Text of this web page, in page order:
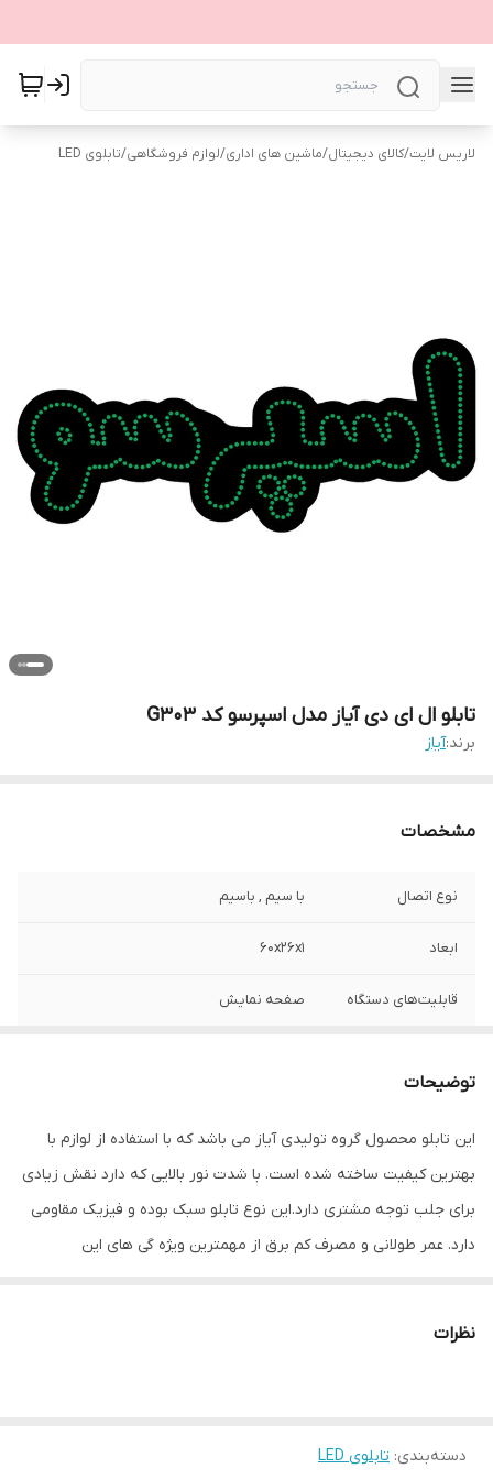
لاریس لایت/کالای دیجیتال/ماشین های اداری/لوازم فروشگاهی/تابلوی LED
تابلو ال ای دی آیاز مدل اسپرسو کد G303
برند:آیاز
مشخصات
نوع اتصال با سیم , باسیم
ابعاد 60x26x1
قابلیت‌های دستگاه صفحه نمایش
توضیحات
این تابلو محصول گروه تولیدی آیاز می باشد که با استفاده از لوازم با
بهترین کیفیت ساخته شده است. با شدت نور بالایی که دارد نقش زیادی
برای جلب توجه مشتری دارد.این نوع تابلو سبک بوده و فیزیک مقاومی
دارد. عمر طولانی و مصرف کم برق از مهمترین ویژه گی های این
تابلو می تواند در هر موقعیتی که لازم باشد آویز شود و یا تکیه داده
باشیم. با شدت نور بالا این تابلو روز دید است و بر خلاف نمونه های دیگر
نظرات
دسته‌بندی: تابلوی LED